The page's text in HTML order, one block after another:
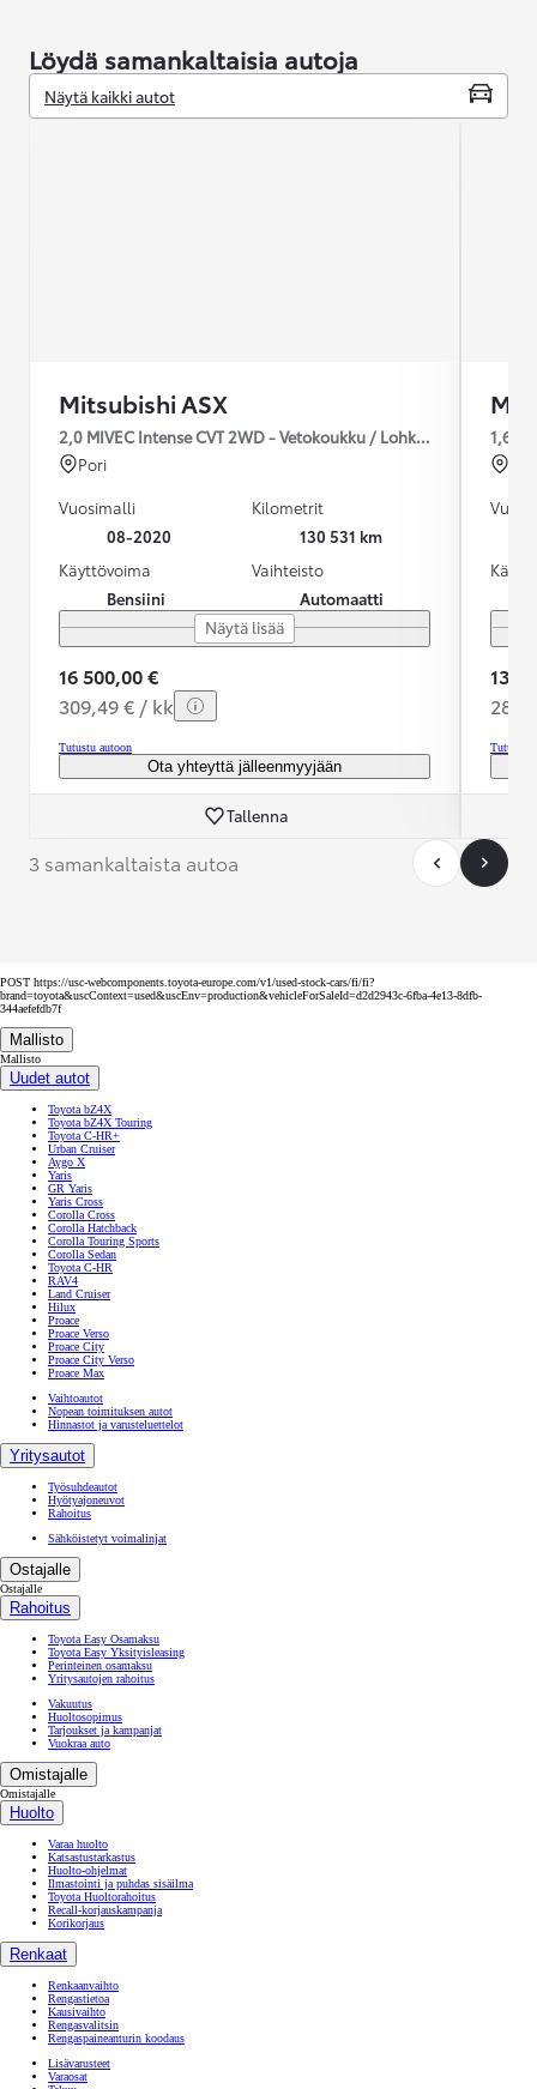
Löydä samankaltaisia autoja
Näytä kaikki autot
Mitsubishi ASX
2,0 MIVEC Intense CVT 2WD - Vetokoukku / Lohkolämmitin +
Pori
Vuosimalli
08-2020
Kilometrit
130 531 km
Käyttövoima
Bensiini
Vaihteisto
Automaatti
Näytä lisää
16 500,00 €
309,49 € / kk
Tutustu autoon
Ota yhteyttä jälleenmyyjään
Tallenna
1,6
13
Tutustu
3 samankaltaista autoa
POST https://usc-webcomponents.toyota-europe.com/v1/used-stock-cars/fi/fi?
brand=toyota&uscContext=used&uscEnv=production&vehicleForSaleId=d2d2943c-6fba-4e13-8dfb-
344aefefdb7f
Mallisto
Mallisto
Uudet autot
Toyota bZ4X
Toyota bZ4X Touring
Toyota C-HR+
Urban Cruiser
Aygo X
Yaris
GR Yaris
Yaris Cross
Corolla Cross
Corolla Hatchback
Corolla Touring Sports
Corolla Sedan
Toyota C-HR
RAV4
Land Cruiser
Hilux
Proace
Proace Verso
Proace City
Proace City Verso
Proace Max
Vaihtoautot
Nopean toimituksen autot
Hinnastot ja varusteluettelot
Yritysautot
Työsuhdeautot
Hyötyajoneuvot
Rahoitus
Sähköistetyt voimalinjat
Ostajalle
Ostajalle
Rahoitus
Toyota Easy Osamaksu
Toyota Easy Yksityisleasing
Perinteinen osamaksu
Yritysautojen rahoitus
Vakuutus
Huoltosopimus
Tarjoukset ja kampanjat
Vuokraa auto
Omistajalle
Omistajalle
Huolto
Varaa huolto
Katsastustarkastus
Huolto-ohjelmat
Ilmastointi ja puhdas sisäilma
Toyota Huoltorahoitus
Recall-korjauskampanja
Korikorjaus
Renkaat
Renkaanvaihto
Rengastietoa
Kausivaihto
Rengasvalitsin
Rengaspaineanturin koodaus
Lisävarusteet
Varaosat